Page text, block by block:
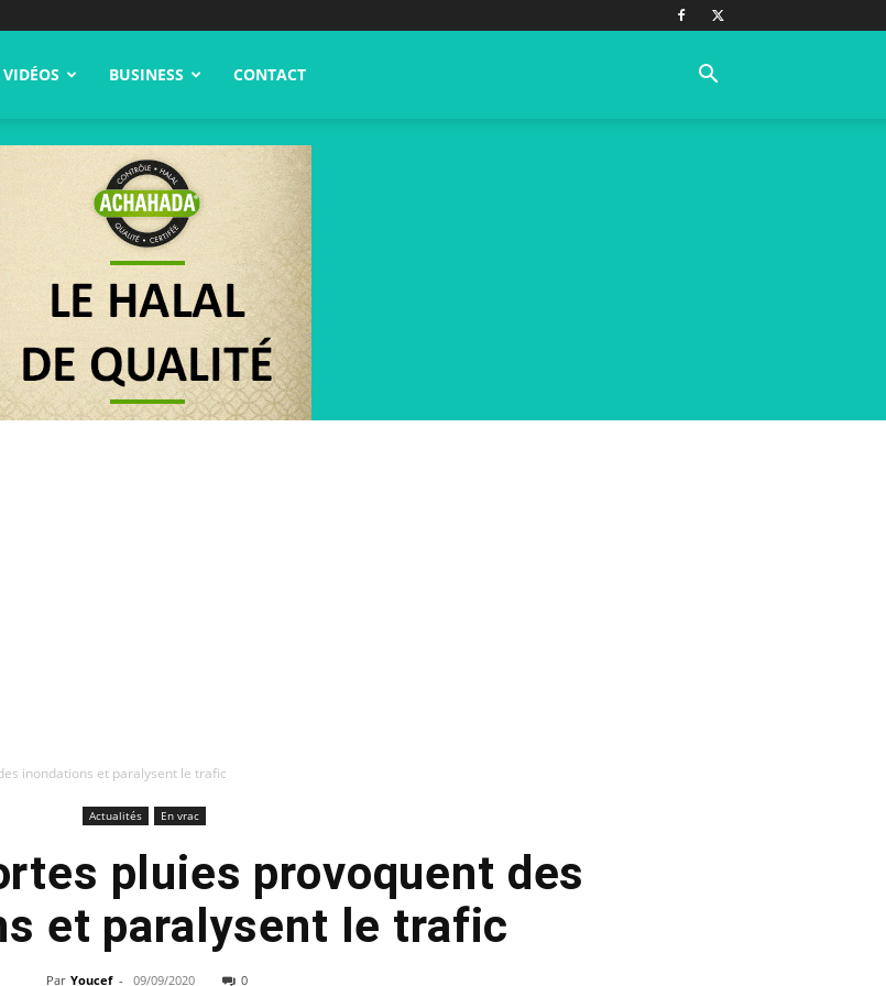
VIDÉOS BUSINESS CONTACT
inondations et paralysent le trafic
Actualités En vrac
pluies provoquent des
et paralysent le trafic
Par Youcef - 09/09/2020 0